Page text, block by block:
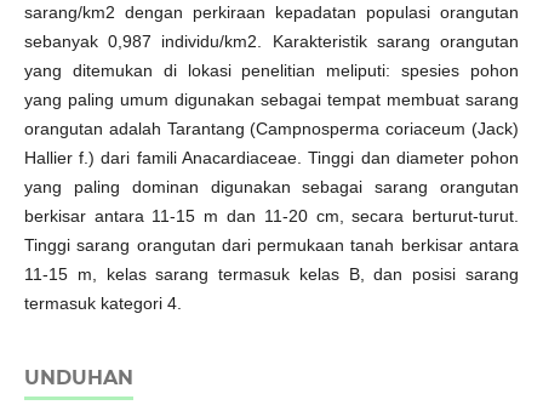
sarang/km2 dengan perkiraan kepadatan populasi orangutan
sebanyak 0,987 individu/km2. Karakteristik sarang orangutan
yang ditemukan di lokasi penelitian meliputi: spesies pohon
yang paling umum digunakan sebagai tempat membuat sarang
orangutan adalah Tarantang (Campnosperma coriaceum (Jack)
Hallier f.) dari famili Anacardiaceae. Tinggi dan diameter pohon
yang paling dominan digunakan sebagai sarang orangutan
berkisar antara 11-15 m dan 11-20 cm, secara berturut-turut.
Tinggi sarang orangutan dari permukaan tanah berkisar antara
11-15 m, kelas sarang termasuk kelas B, dan posisi sarang
termasuk kategori 4.
UNDUHAN